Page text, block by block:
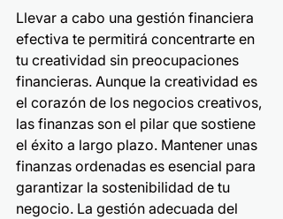
Llevar a cabo una gestión financiera
efectiva te permitirá concentrarte en
tu creatividad sin preocupaciones
financieras. Aunque la creatividad es
el corazón de los negocios creativos,
las finanzas son el pilar que sostiene
el éxito a largo plazo. Mantener unas
finanzas ordenadas es esencial para
garantizar la sostenibilidad de tu
negocio. La gestión adecuada del